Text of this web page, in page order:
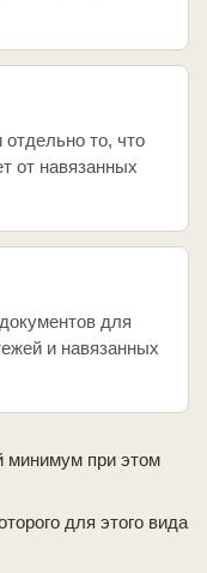
то, что
от навязанных
для
и навязанных
минимум при этом
для этого вида